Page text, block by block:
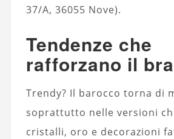
37/A, 36055 Nove).
Tendenze che
rafforzano il
Trendy? Il barocco torna di
soprattutto nelle versioni
cristalli, oro e decorazioni